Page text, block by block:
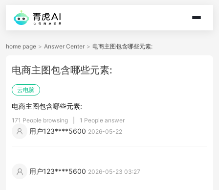
home page > Answer Center > 电商主图包含哪些元素:
电商主图包含哪些元素:
云电脑
电商主图包含哪些元素:
171 People browsing 1 People answer
用户123****5600 2026-05-22
用户123****5600 2026-05-23 03:27